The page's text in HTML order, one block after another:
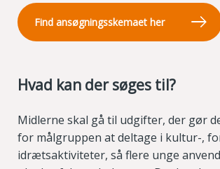
Find ansøgningsskemaet her
Hvad kan der søges til?
Midlerne skal gå til udgifter, der gør
for målgruppen at deltage i kultur-,
idrætsaktiviteter, så flere unge